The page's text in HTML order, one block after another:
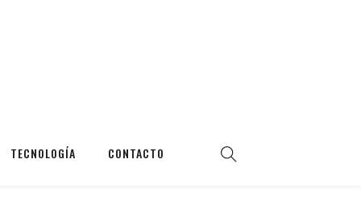
TECNOLOGÍA CONTACTO